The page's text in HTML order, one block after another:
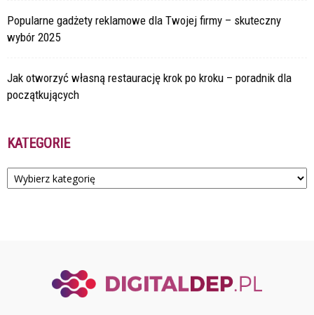
Popularne gadżety reklamowe dla Twojej firmy – skuteczny
wybór 2025
Jak otworzyć własną restaurację krok po kroku – poradnik dla
początkujących
KATEGORIE
Kategorie